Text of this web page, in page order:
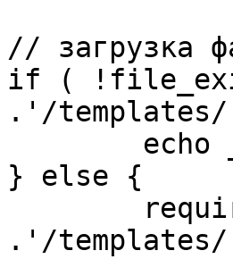
// загрузка
if (
.'/
} else {
.'/